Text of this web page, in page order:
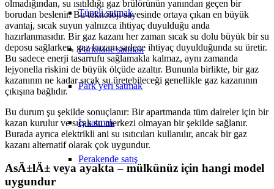
Tüneli satmak
Parkhane satmak
Park yeri satmak
İş satmak
Perakende satış
olmadığından, su ısıtıldığı gaz brülörünün yanından geçen bir
borudan beslenir. Bu teknoloji sayesinde ortaya çıkan en büyük
avantaj, sıcak suyun yalnızca ihtiyaç duyulduğu anda
hazırlanmasıdır. Bir gaz kazanı her zaman sıcak su dolu büyük bir su
deposu sağlarken, gaz kazanı sadece ihtiyaç duyulduğunda su üretir.
Bu sadece enerji tasarrufu sağlamakla kalmaz, aynı zamanda
lejyonella riskini de büyük ölçüde azaltır. Bununla birlikte, bir gaz
kazanının ne kadar sıcak su üretebileceği genellikle gaz kazanının
çıkışına bağlıdır.
Bu durum şu şekilde sonuçlanır: Bir apartmanda tüm daireler için bir
kazan kurulur ve sıcak su merkezi olmayan bir şekilde sağlanır.
Burada ayrıca elektrikli ani su ısıtıcıları kullanılır, ancak bir gaz
kazanı alternatif olarak çok uygundur.
AsÄ±lÄ± veya ayakta – mülkünüz için hangi model
uygundur